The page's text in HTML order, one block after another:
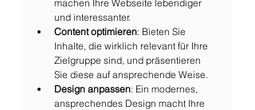
machen Ihre Webseite lebendiger
und interessanter.
Content optimieren: Bieten Sie
Inhalte, die wirklich relevant für Ihre
Zielgruppe sind, und präsentieren
Sie diese auf ansprechende Weise.
Design anpassen: Ein modernes,
ansprechendes Design macht Ihre